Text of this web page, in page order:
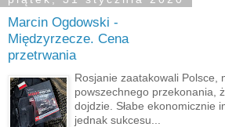
Marcin Ogdowski -
Międzyrzecze. Cena
przetrwania
Rosjanie zaatakowali Polsce,
powszechnego przekonania,
dojdzie. Słabe ekonomicznie
jednak sukcesu...